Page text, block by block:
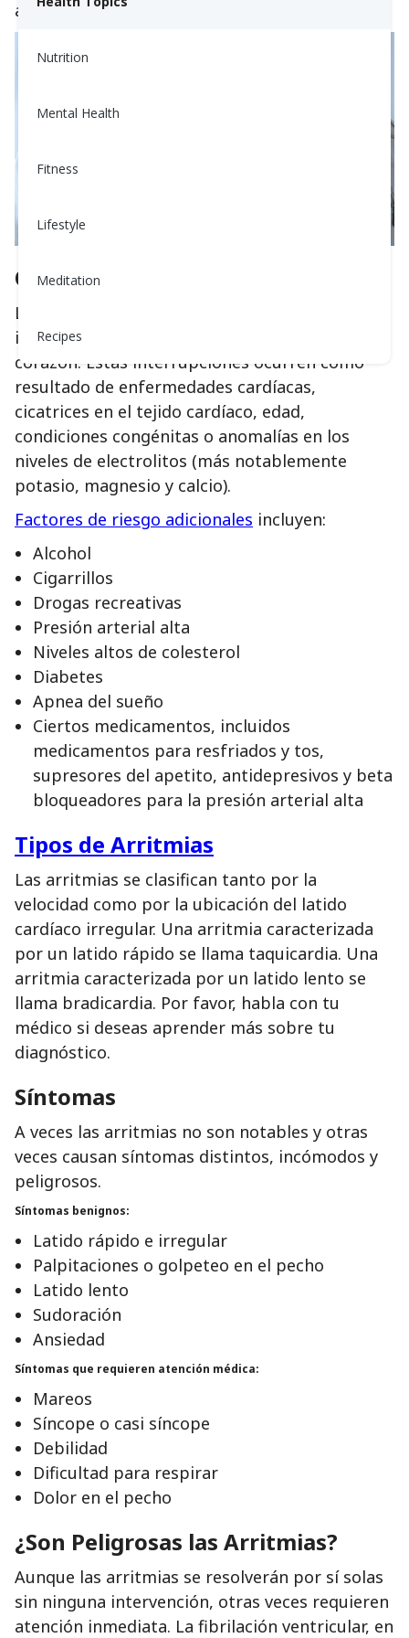
Nutrition
Mental Health
Fitness
Lifestyle
Meditation
Recipes
agudos y requieren atención inmediata.
Qué Causa las Arritmias
Las arritmias son causadas por una
interrupción en los impulsos eléctricos del
corazón. Estas interrupciones ocurren como
resultado de enfermedades cardíacas,
cicatrices en el tejido cardíaco, edad,
condiciones congénitas o anomalías en los
niveles de electrolitos (más notablemente
potasio, magnesio y calcio).
Factores de riesgo adicionales incluyen:
Alcohol
Cigarrillos
Drogas recreativas
Presión arterial alta
Niveles altos de colesterol
Diabetes
Apnea del sueño
Ciertos medicamentos, incluidos
medicamentos para resfriados y tos,
supresores del apetito, antidepresivos y beta
bloqueadores para la presión arterial alta
Tipos de Arritmias
Las arritmias se clasifican tanto por la
velocidad como por la ubicación del latido
cardíaco irregular. Una arritmia caracterizada
por un latido rápido se llama taquicardia. Una
arritmia caracterizada por un latido lento se
llama bradicardia. Por favor, habla con tu
médico si deseas aprender más sobre tu
diagnóstico.
Síntomas
A veces las arritmias no son notables y otras
veces causan síntomas distintos, incómodos y
peligrosos.
Síntomas benignos:
Latido rápido e irregular
Palpitaciones o golpeteo en el pecho
Latido lento
Sudoración
Ansiedad
Síntomas que requieren atención médica:
Mareos
Síncope o casi síncope
Debilidad
Dificultad para respirar
Dolor en el pecho
¿Son Peligrosas las Arritmias?
Aunque las arritmias se resolverán por sí solas
sin ninguna intervención, otras veces requieren
atención inmediata. La fibrilación ventricular, en